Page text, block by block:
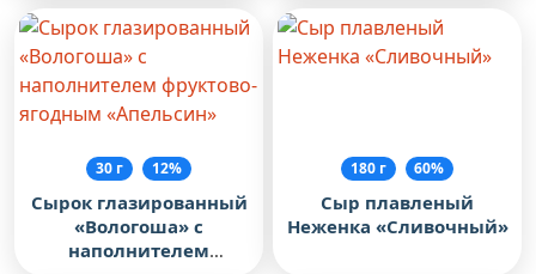
30 г 12%
Сырок глазированный
«Вологоша» с
наполнителем
180 г 60%
Сыр плавленый
Неженка «Сливочный»